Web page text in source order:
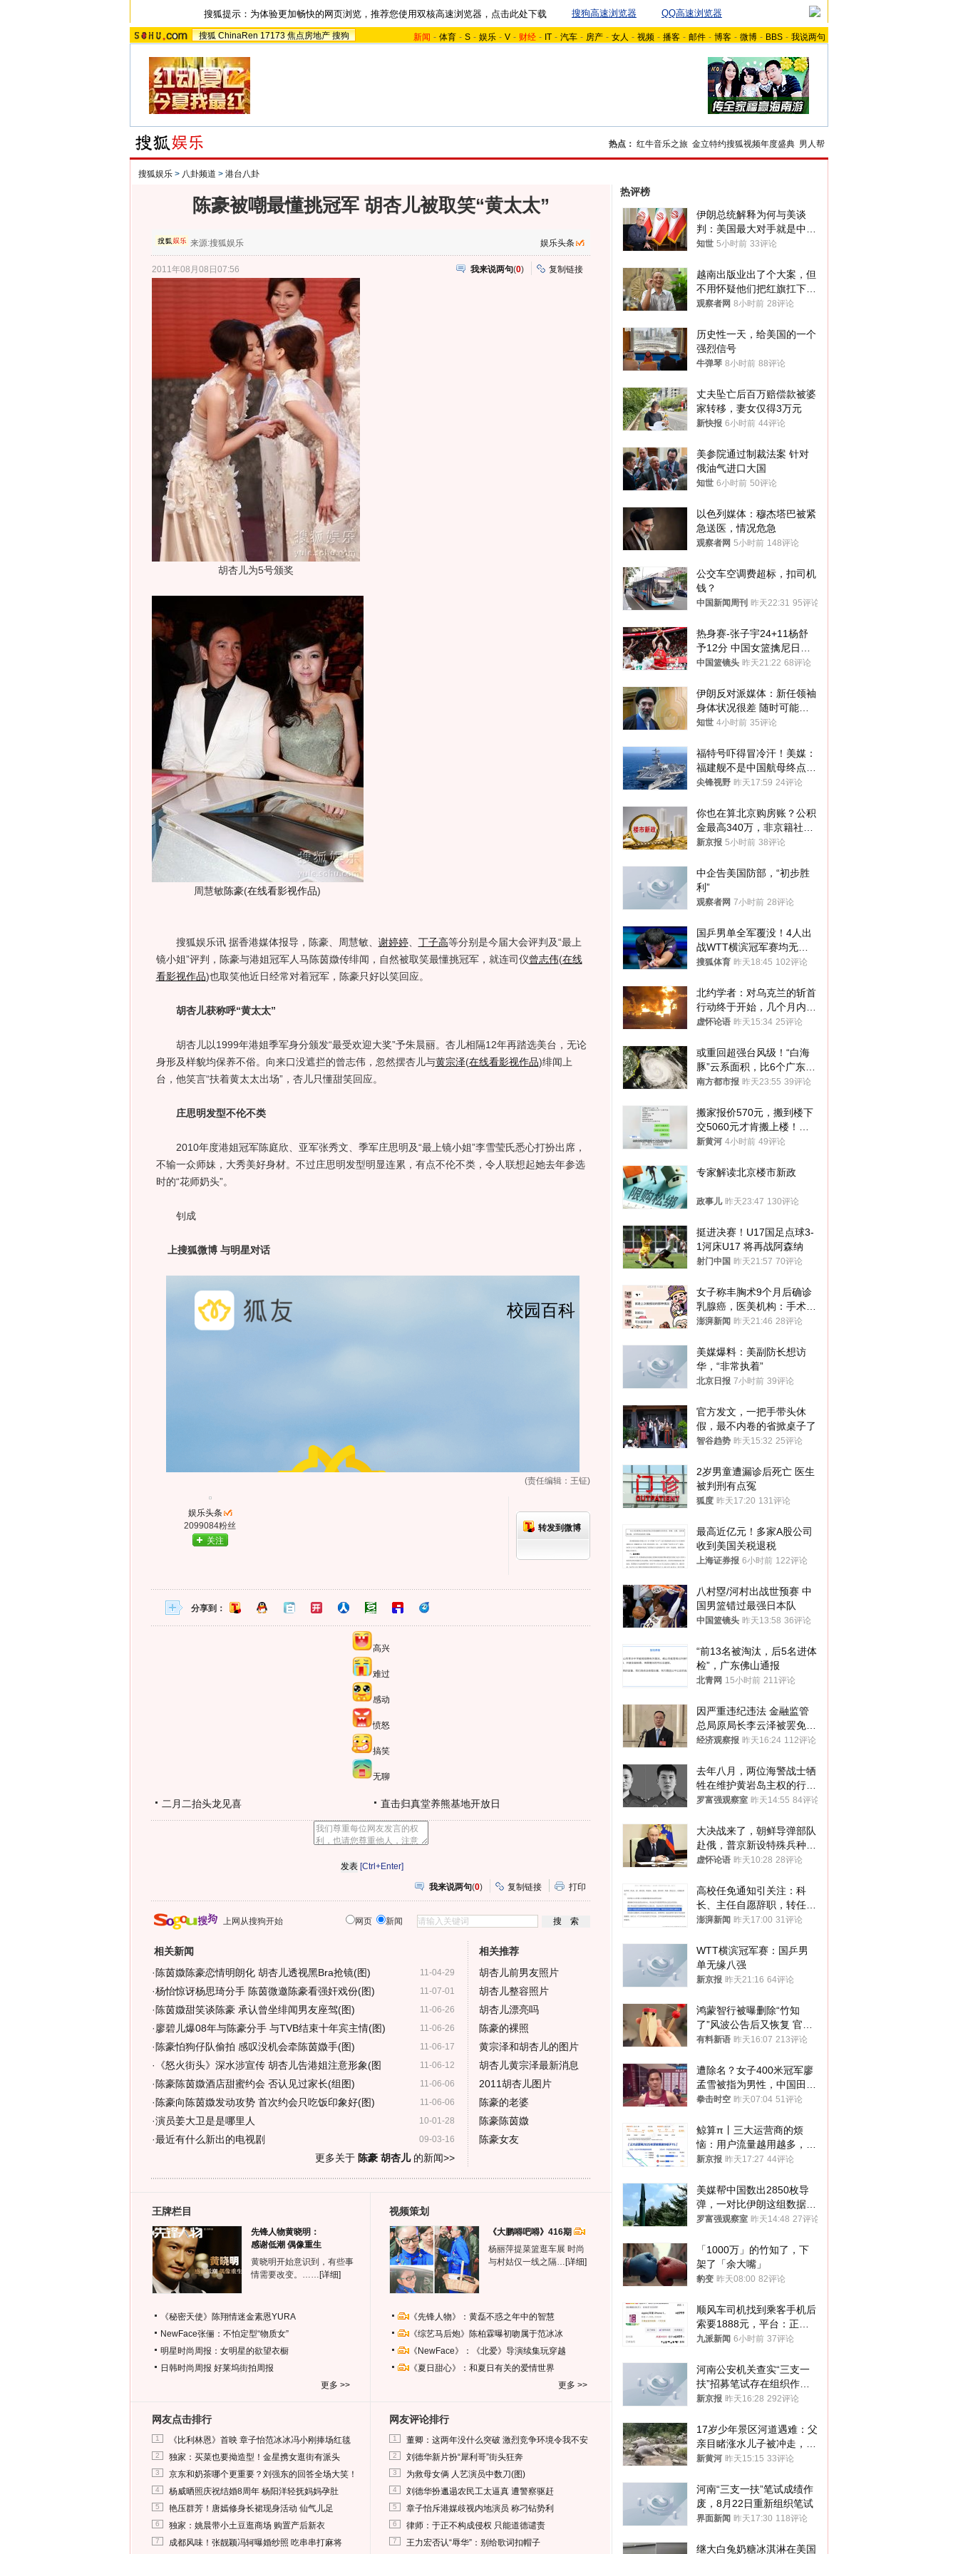
搜狐提示：为体验更加畅快的网页浏览，推荐您使用双核高速浏览器，点击此处下载 搜狗高速浏览器 QQ高速浏览器
搜狐 ChinaRen 17173 焦点房地产 搜狗 新闻 - 体育 - S - 娱乐 - V - 财经 - IT - 汽车 - 房产 - 女人 - 视频 - 播客 - 邮件 - 博客 - 微博 - BBS - 我说两句
热点： 红牛音乐之旅 金立特约搜狐视频年度盛典 男人帮
搜狐娱乐 > 八卦频道 > 港台八卦
陈豪被嘲最懂挑冠军 胡杏儿被取笑“黄太太”
来源:搜狐娱乐 娱乐头条
2011年08月08日07:56 我来说两句(0) 复制链接
胡杏儿为5号颁奖
周慧敏陈豪(在线看影视作品)
搜狐娱乐讯 据香港媒体报导，陈豪、周慧敏、 谢婷婷、 丁子高等分别是今届大会评判及“最上
镜小姐”评判，陈豪与港姐冠军人马陈茵媺传绯闻，自然被取笑最懂挑冠军，就连司仪曾志伟(在线
看影视作品)也取笑他近日经常对着冠军，陈豪只好以笑回应。
胡杏儿获称呼“黄太太”
胡杏儿以1999年港姐季军身分颁发“最受欢迎大奖”予朱晨丽。杏儿相隔12年再踏选美台，无论
身形及样貌均保养不俗。向来口没遮拦的曾志伟，忽然摆杏儿与黄宗泽(在线看影视作品)绯闻上
台，他笑言“扶着黄太太出场”，杏儿只懂甜笑回应。
庄思明发型不伦不类
2010年度港姐冠军陈庭欣、亚军张秀文、季军庄思明及“最上镜小姐”李雪莹氏悉心打扮出席，
不输一众师妹，大秀美好身材。不过庄思明发型明显连累，有点不伦不类，令人联想起她去年参选
时的“花师奶头”。
钊成
上搜狐微博 与明星对话
(责任编辑：王钲)
娱乐头条
2099084粉丝
关注
转发到微博
分享到：
高兴
难过
感动
愤怒
搞笑
无聊
二月二抬头龙见喜 直击归真堂养熊基地开放日
[Ctrl+Enter]
我来说两句(0) 复制链接 打印
上网从搜狗开始 网页 新闻
相关新闻
11-04-29
· 陈茵媺陈豪恋情明朗化 胡杏儿透视黑Bra抢镜(图)
11-07-01
·杨怡惊讶杨思琦分手 陈茵微邀陈豪看强奸戏份(图)
11-06-26
· 陈茵媺甜笑谈陈豪 承认曾坐绯闻男友座驾(图)
11-06-26
·廖碧儿爆08年与陈豪分手 与TVB结束十年宾主情(图)
11-06-17
· 陈豪怕狗仔队偷拍 感叹没机会牵陈茵媺手(图)
11-06-12
· 《怒火街头》深水涉宣传 胡杏儿告港姐注意形象(图
11-06-06
· 陈豪陈茵媺酒店甜蜜约会 否认见过家长(组图)
11-06-06
· 陈豪向陈茵媺发动攻势 首次约会只吃饭印象好(图)
10-01-28
·演员姜大卫是是哪里人
09-03-16
·最近有什么新出的电视剧
更多关于 陈豪 胡杏儿的新闻>>
相关推荐
胡杏儿前男友照片
胡杏儿整容照片
胡杏儿漂亮吗
陈豪的裸照
黄宗泽和胡杏儿的图片
胡杏儿黄宗泽最新消息
2011胡杏儿图片
陈豪的老婆
陈豪陈茵媺
陈豪女友
王牌栏目
先锋人物黄晓明：
感谢低潮 偶像重生
黄晓明开始意识到，有些事
情需要改变。…… [详细]
《秘密天使》陈翔情迷金素恩YURA
NewFace张俪：不怕定型“物质女”
明星时尚周报：女明星的欲望衣橱
日韩时尚周报 好莱坞街拍周报
更多 >>
视频策划
《大鹏嘚吧嘚》416期
杨丽萍提菜篮逛车展 时尚
与村姑仅一线之隔… [详细]
《先锋人物》：黄磊不惑之年中的智慧
《综艺马后炮》陈柏霖曝初吻属于范冰冰
《NewFace》：《北爱》导演续集玩穿越
《夏日甜心》：和夏日有关的爱情世界
更多 >>
网友点击排行
1 《比利林恩》首映 章子怡范冰冰冯小刚捧场红毯
2 独家：买菜也要拗造型！金星携女逛街有派头
3 京东和奶茶哪个更重要？刘强东的回答全场大笑！
4 杨威晒照庆祝结婚8周年 杨阳洋轻抚妈妈孕肚
5 艳压群芳！唐嫣修身长裙现身活动 仙气儿足
6 独家：姚晨带小土豆逛商场 购置产后新衣
7 成都风味！张靓颖冯轲曝婚纱照 吃串串打麻将
网友评论排行
1 董卿：这两年没什么突破 激烈竞争环境令我不安
2 刘德华新片扮“犀利哥”街头狂奔
3 为救母女俩 人艺演员中数刀(图)
4 刘德华扮邋遢农民工太逼真 遭警察驱赶
5 章子怡斥港媒歧视内地演员 称刁钻势利
6 律师：于正不构成侵权 只能道德谴责
7 王力宏否认“辱华”：别给歌词扣帽子
热评榜
伊朗总统解释为何与美谈
判：美国最大对手就是中
国，但他们也在对话
知世 5小时前 33评论
越南出版业出了个大案，但
不用怀疑他们把红旗扛下去
的决心
观察者网 8小时前 28评论
历史性一天，给美国的一个
强烈信号
牛弹琴 8小时前 88评论
丈夫坠亡后百万赔偿款被婆
家转移，妻女仅得3万元
新快报 6小时前 44评论
美参院通过制裁法案 针对
俄油气进口大国
知世 6小时前 50评论
以色列媒体：穆杰塔巴被紧
急送医，情况危急
观察者网 5小时前 148评论
公交车空调费超标，扣司机
钱？
中国新闻周刊 昨天22:31 95评论
热身赛-张子宇24+11杨舒
予12分 中国女篮擒尼日利
亚
中国篮镜头 昨天21:22 68评论
伊朗反对派媒体：新任领袖
身体状况很差 随时可能离
世
知世 4小时前 35评论
福特号吓得冒冷汗！美媒：
福建舰不是中国航母终点，
而是新起点！
尖锋视野 昨天17:59 24评论
你也在算北京购房账？公积
金最高340万，非京籍社保
1年
新京报 5小时前 38评论
中企告美国防部，“初步胜
利”
观察者网 7小时前 28评论
国乒男单全军覆没！4人出
战WTT横滨冠军赛均无缘
八强
搜狐体育 昨天18:45 102评论
北约学者：对乌克兰的斩首
行动终于开始，几个月内乌
将投降
虚怀论语 昨天15:34 25评论
或重回超强台风级！“白海
豚”云系面积，比6个广东还
大！深圳官方：注意这件事
南方都市报 昨天23:55 39评论
搬家报价570元，搬到楼下
交5060元才肯搬上楼！女
子傻眼了……
新黄河 4小时前 49评论
专家解读北京楼市新政
政事儿 昨天23:47 130评论
挺进决赛！U17国足点球3-
1河床U17 将再战阿森纳
射门中国 昨天21:57 70评论
女子称丰胸术9个月后确诊
乳腺癌，医美机构：手术不
可能引发癌症，建议走司法
澎湃新闻 昨天21:46 28评论
美媒爆料：美副防长想访
华，“非常执着”
北京日报 7小时前 39评论
官方发文，一把手带头休
假，最不内卷的省掀桌子了
智谷趋势 昨天15:32 25评论
2岁男童遭漏诊后死亡 医生
被判刑有点冤
狐度 昨天17:20 131评论
最高近亿元！多家A股公司
收到美国关税退税
上海证券报 6小时前 122评论
八村塁/河村出战世预赛 中
国男篮错过最强日本队
中国篮镜头 昨天13:58 36评论
“前13名被淘汰，后5名进体
检”，广东佛山通报
北青网 15小时前 211评论
因严重违纪违法 金融监管
总局原局长李云泽被罢免全
国人大代表
经济观察报 昨天16:24 112评论
去年八月，两位海警战士牺
牲在维护黄岩岛主权的行动
中
罗富强观察室 昨天14:55 84评论
大决战来了，朝鲜导弹部队
赴俄，普京新设特殊兵种，
76岁老将扛旗
虚怀论语 昨天10:28 28评论
高校任免通知引关注：科
长、主任自愿辞职，转任思
政辅导员
澎湃新闻 昨天17:00 31评论
WTT横滨冠军赛：国乒男
单无缘八强
新京报 昨天21:16 64评论
鸿蒙智行被曝删除“竹知
了”风波公告后又恢复 官媒
曾力挺：劝华为要大度的，
有料新语 昨天16:07 213评论
遭除名？女子400米冠军廖
孟雪被指为男性，中国田协
默不作声
拳击时空 昨天07:04 51评论
鲸算π丨三大运营商的烦
恼：用户流量越用越多，收
入却越来越少
新京报 昨天17:27 44评论
美媒帮中国数出2850枚导
弹，一对比伊朗这组数据，
发现出大事了
罗富强观察室 昨天14:48 27评论
「1000万」的竹知了，下
架了「余大嘴」
豹变 昨天08:00 82评论
顺风车司机找到乘客手机后
索要1888元，平台：正和
司机沟通协商
九派新闻 6小时前 37评论
河南公安机关查实“三支一
扶”招募笔试存在组织作弊
犯罪行为
新京报 昨天16:28 292评论
17岁少年景区河道遇难：父
亲目睹涨水儿子被冲走，当
地排除上游泄洪，家属盼厘
新黄河 昨天15:15 33评论
河南“三支一扶”笔试成绩作
废，8月22日重新组织笔试
界面新闻 昨天17:30 118评论
继大白兔奶糖冰淇淋在美国